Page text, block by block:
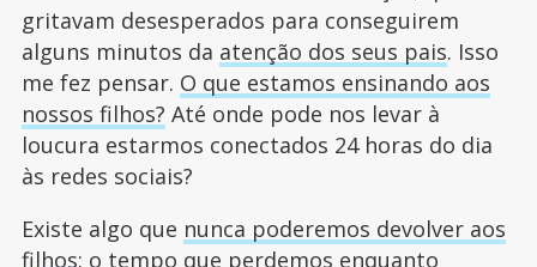
gritavam desesperados para conseguirem
alguns minutos da atenção dos seus pais. Isso
me fez pensar. O que estamos ensinando aos
nossos filhos? Até onde pode nos levar à
loucura estarmos conectados 24 horas do dia
às redes sociais?
Existe algo que nunca poderemos devolver aos
filhos: o tempo que perdemos enquanto